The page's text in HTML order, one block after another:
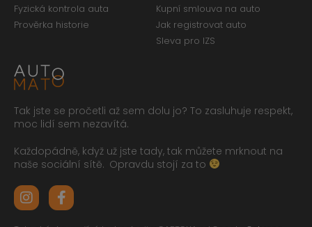
Tak jste se pročetli až sem dolu jo? To zasluhuje respekt,
moc lidí sem nezavítá.
Každopádně, když už jste tady, tak můžete mrknout na
naše sociální sítě. Opravdu stojí za to
Fyzická kontrola auta
Prověrka historie
Kupní smlouva na auto
Jak registrovat auto
Sleva pro IZS